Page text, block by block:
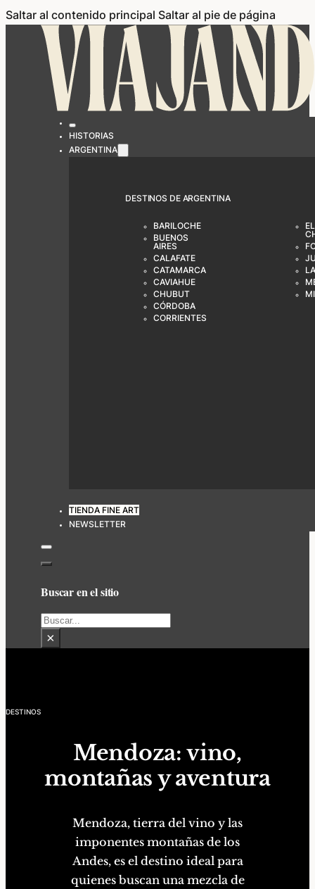
Saltar al contenido principal Saltar al pie de página
HISTORIAS
ARGENTINA
DESTINOS DE ARGENTINA
BARILOCHE
BUENOS
AIRES
CALAFATE
CATAMARCA
CAVIAHUE
CHUBUT
CÓRDOBA
CORRIENTES
EL
TIENDA FINE ART
NEWSLETTER
Buscar en el sitio
Buscar
×
DESTINOS
Mendoza: vino,
montañas y aventura
Mendoza, tierra del vino y las
imponentes montañas de los
Andes, es el destino ideal para
quienes buscan una mezcla de